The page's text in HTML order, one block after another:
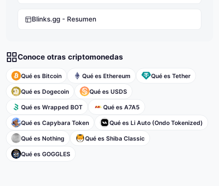
Blinks.gg - Resumen
Conoce otras criptomonedas
Qué es Bitcoin Qué es Ethereum Qué es Tether
Qué es Dogecoin Qué es USDS
Qué es Wrapped BOT Qué es A7A5
Qué es Capybara Token Qué es Li Auto (Ondo Tokenized)
Qué es Nothing Qué es Shiba Classic
Qué es GOGGLES